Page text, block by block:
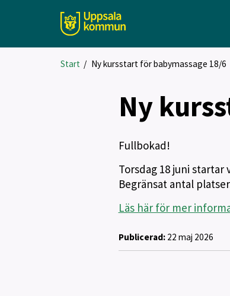
Start / Ny kursstart för babymassage 18/6
Ny
Fullbokad!
Torsdag 18 juni startar
Begränsat antal
Läs här för mer
Publicerad:22 maj 2026